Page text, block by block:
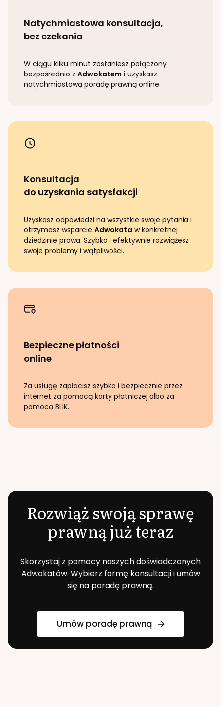
Natychmiastowa konsultacja,
bez czekania
W ciągu kilku minut zostaniesz połączony
bezpośrednio z Adwokatem i uzyskasz
natychmiastową poradę prawną online.
Konsultacja
do uzyskania satysfakcji
Uzyskasz odpowiedzi na wszystkie swoje pytania i
otrzymasz wsparcie Adwokata w konkretnej
dziedzinie prawa. Szybko i efektywnie rozwiążesz
swoje problemy i wątpliwości.
Bezpieczne płatności
online
Za usługę zapłacisz szybko i bezpiecznie przez
internet za pomocą karty płatniczej albo za
pomocą BLIK.
Rozwiąż swoją sprawę
prawną już teraz
Skorzystaj z pomocy naszych doświadczonych
Adwokatów. Wybierz formę konsultacji i umów
się na poradę prawną.
Umów poradę prawną